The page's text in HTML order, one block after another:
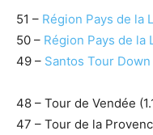
51 – Région Pays de la
50 – Région Pays de la
49 – Santos Tour
48 – Tour de Vendée
47 – Tour de la